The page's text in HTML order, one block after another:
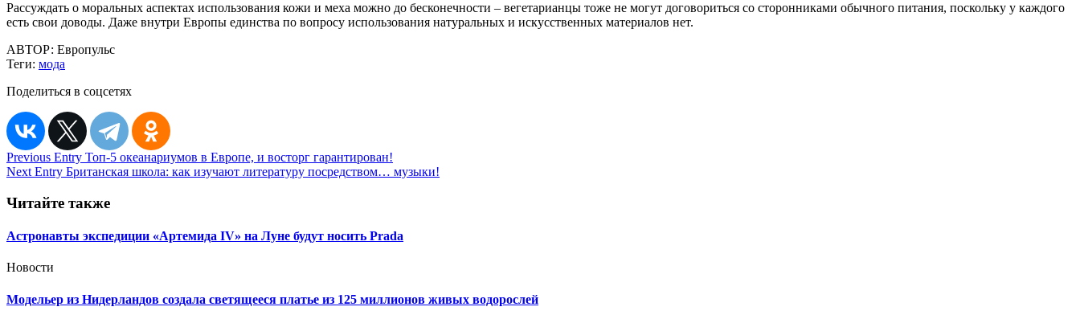
Рассуждать о моральных аспектах использования кожи и меха можно до бесконечности – вегетарианцы тоже не могут договориться со сторонниками обычного питания, поскольку у каждого
есть свои доводы. Даже внутри Европы единства по вопросу использования натуральных и искусственных материалов нет.
АВТОР: Европульс
Теги: мода
Поделиться в соцсетях
Навигация
по
записям
Previous Entry Топ-5 океанариумов в Европе, и восторг гарантирован!
Next Entry Британская школа: как изучают литературу посредством… музыки!
Читайте также
Астронавты экспедиции «Артемида IV» на Луне будут носить Prada
Новости
Модельер из Нидерландов создала светящееся платье из 125 миллионов живых водорослей